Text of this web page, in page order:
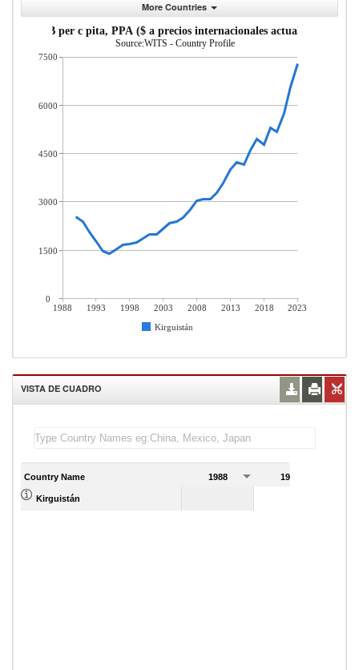
More Countries
PIB per c pita, PPA ($ a precios internacionales actuales)
Source:WITS - Country Profile
1988 1993 1998 2003 2008 2013 2018
2023
Kirguistán
7500
6000
4500
3000
1500
0
VISTA DE CUADRO
Country Name 1988 1989
Kirguistán